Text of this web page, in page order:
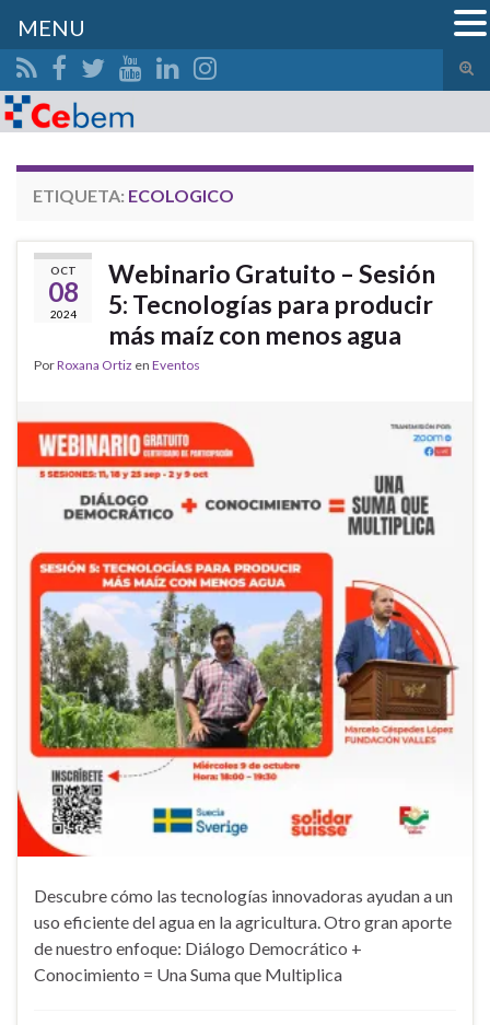
el
Search for:
ETIQUETA: ECOLOGICO
OCT
08
2024
Webinario Gratuito – Sesión
5: Tecnologías para producir
más maíz con menos agua
PorRoxana Ortiz en Eventos
Descubre cómo las tecnologías innovadoras ayudan a un
uso eficiente del agua en la agricultura. Otro gran aporte
de nuestro enfoque: Diálogo Democrático +
Conocimiento = Una Suma que Multiplica
MENU